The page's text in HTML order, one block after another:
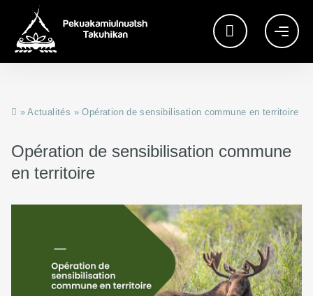
»Actualités »Opération de sensibilisation commune en territoire
Opération de sensibilisation commune
en territoire